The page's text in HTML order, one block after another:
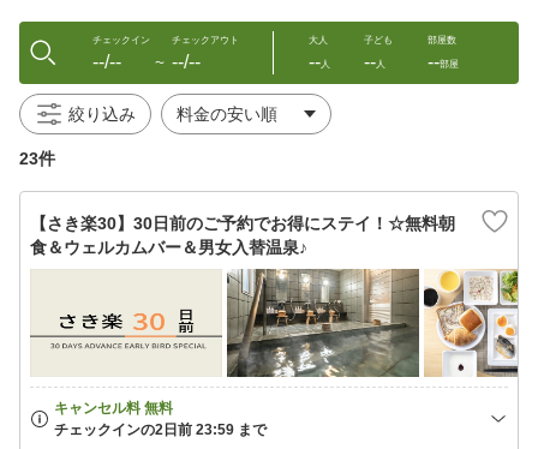
チェックイン
--/-- 〜
チェックアウト
--/--
大人
--人
子ども
--人
部屋数
--部屋
絞り込み
23件
【さき楽30】30日前のご予約でお得にステイ！☆無料朝
食＆ウェルカムバー＆男女入替温泉♪